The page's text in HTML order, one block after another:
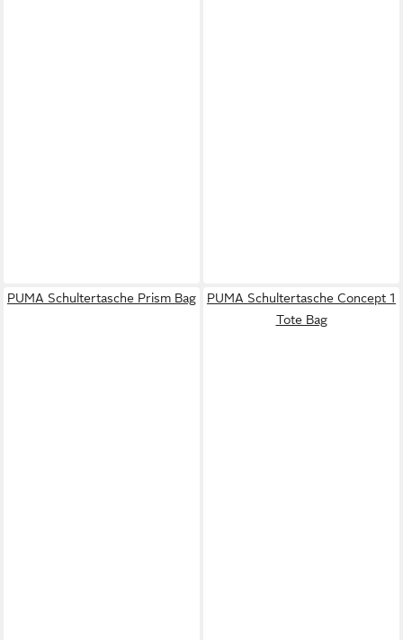
PUMA Schultertasche Prism Bag
PUMA Schultertasche Concept 1
Tote Bag